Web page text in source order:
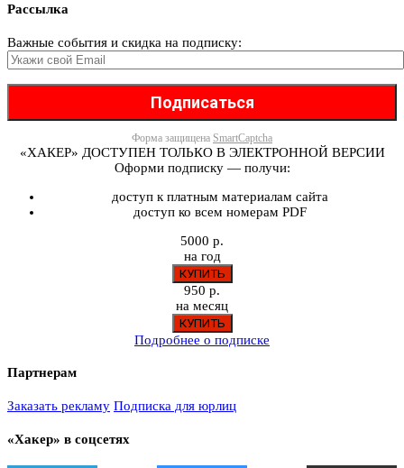
Рассылка
Важные события и скидка на подписку:
Форма защищена SmartCaptcha
«ХАКЕР» ДОСТУПЕН ТОЛЬКО В ЭЛЕКТРОННОЙ ВЕРСИИ
Оформи подписку — получи:
доступ к платным материалам сайта
доступ ко всем номерам PDF
5000 р.
на год
950 р.
на месяц
Подробнее о подписке
Партнерам
Заказать рекламу Подписка для юрлиц
«Хакер» в соцсетях